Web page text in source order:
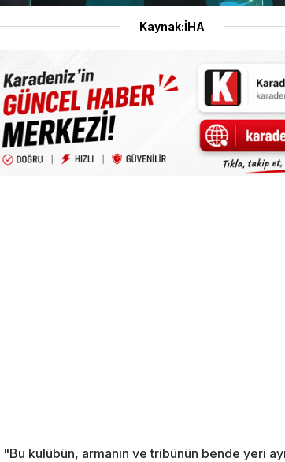
Kaynak:İHA
kulübün, armanın ve tribünün bende yeri